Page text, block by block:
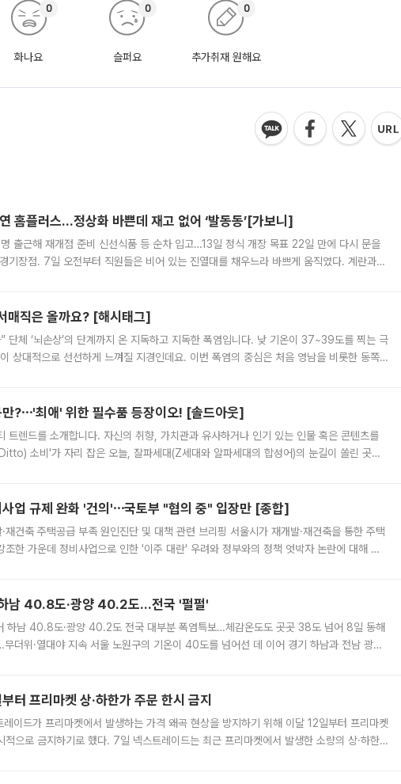
화나요
0
슬퍼요
0
추가취재 원해요
0
홈플러스…정상화 바쁜데 재고 없어 ‘발동동’[가보니]
출근해 재개점 준비 신선식품 등 순차 입고…13일 정식 개장 목표 22일 만에 다시 문을
기장점. 7일 오전부터 직원들은 비어 있는 진열대를 채우느라 바쁘게 움직였다. 계란과
매직은 올까요? [해시태그]
단체 ‘뇌손상’의 단계까지 온 지독하고 지독한 폭염입니다. 낮 기온이 37~39도를 찍는 극
상대적으로 선선하게 느껴질 지경인데요. 이번 폭염의 중심은 처음 영남을 비롯한 동쪽
만?⋯'최애' 위한 필수품 등장이오! [솔드아웃]
트렌드를 소개합니다. 자신의 취향, 가치관과 유사하거나 인기 있는 인물 혹은 콘텐츠를
소비'가 자리 잡은 오늘, 잘파세대(Z세대와 알파세대의 합성어)의 눈길이 쏠린 곳은
사업 규제 완화 '건의'⋯국토부 "협의 중" 입장만 [종합]
재건축 주택공급 부족 원인진단 및 대책 관련 브리핑 서울시가 재개발·재건축을 통한 주택
조한 가운데 정비사업으로 인한 '이주 대란' 우려와 정부와의 정책 엇박자 논란에 대해 정
남 40.8도·광양 40.2도…전국 '펄펄'
하남 40.8도·광양 40.2도 전국 대부분 폭염특보…체감온도도 곳곳 38도 넘어 8일 동해
무더위·열대야 지속 서울 노원구의 기온이 40도를 넘어선 데 이어 경기 하남과 전남 광양
터 프리마켓 상·하한가 주문 한시 금지
이드가 프리마켓에서 발생하는 가격 왜곡 현상을 방지하기 위해 이달 12일부터 프리마켓
적으로 금지하기로 했다. 7일 넥스트레이드는 최근 프리마켓에서 발생한 소량의 상·하한